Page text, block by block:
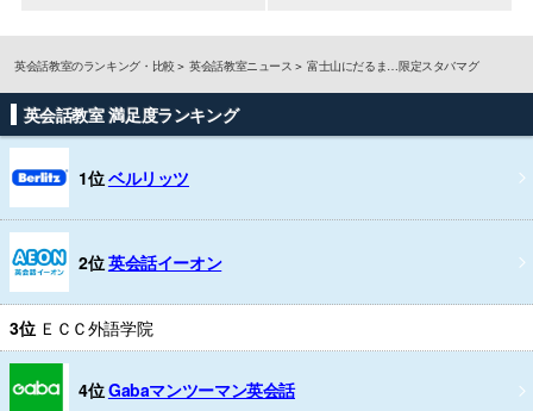
英会話教室のランキング・比較 英会話教室ニュース 富士山にだるま…限定スタバマグ
英会話教室 満足度ランキング
1位ベルリッツ
2位英会話イーオン
3位 ＥＣＣ外語学院
4位Gabaマンツーマン英会話